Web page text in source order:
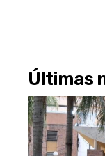
Últimas